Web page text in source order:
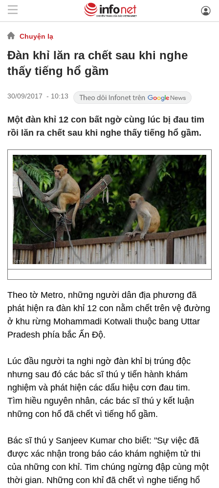
Chuyện lạ
Đàn khỉ lăn ra chết sau khi nghe
thấy tiếng hổ gầm
30/09/2017 - 10:13
Một đàn khỉ 12 con bất ngờ cùng lúc bị đau tim
rồi lăn ra chết sau khi nghe thấy tiếng hổ gầm.
Theo tờ Metro, những người dân địa phương đã
phát hiện ra đàn khỉ 12 con nằm chết trên vệ đường
ở khu rừng Mohammadi Kotwali thuộc bang Uttar
Pradesh phía bắc Ấn Độ.
Lúc đầu người ta nghi ngờ đàn khỉ bị trúng độc
nhưng sau đó các bác sĩ thú y tiến hành khám
nghiệm và phát hiện các dấu hiệu cơn đau tim.
Tìm hiều nguyên nhân, các bác sĩ thú y kết luận
những con hổ đã chết vì tiếng hổ gầm.
Bác sĩ thú y Sanjeev Kumar cho biết: "Sự việc đã
được xác nhận trong báo cáo khám nghiệm tử thi
của những con khỉ. Tim chúng ngừng đập cùng một
thời gian. Những con khỉ đã chết vì nghe tiếng hổ